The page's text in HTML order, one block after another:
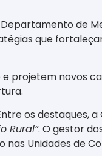
de
que
projetem novos
os destaques, a
Rural”. O gestor
Unidades de